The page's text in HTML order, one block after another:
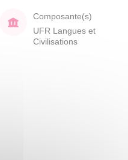
Composante(s)
UFR Langues et
Civilisations